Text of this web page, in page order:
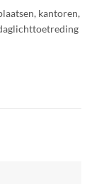
kantoren,